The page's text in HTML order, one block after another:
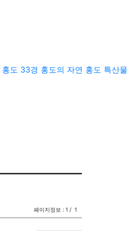
홍도 33경 홍도의 자연 홍도 특산물
페이지정보 : 1 / 1